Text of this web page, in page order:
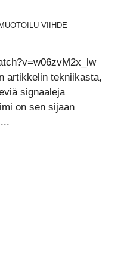
VIIHDE
artikkelin tekniikasta,
signaaleja
on sen sijaan